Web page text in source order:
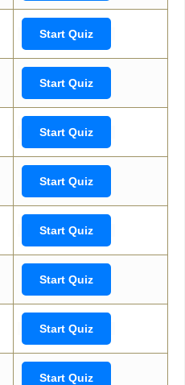
Start Quiz
Start Quiz
Start Quiz
Start Quiz
Start Quiz
Start Quiz
Start Quiz
Start Quiz